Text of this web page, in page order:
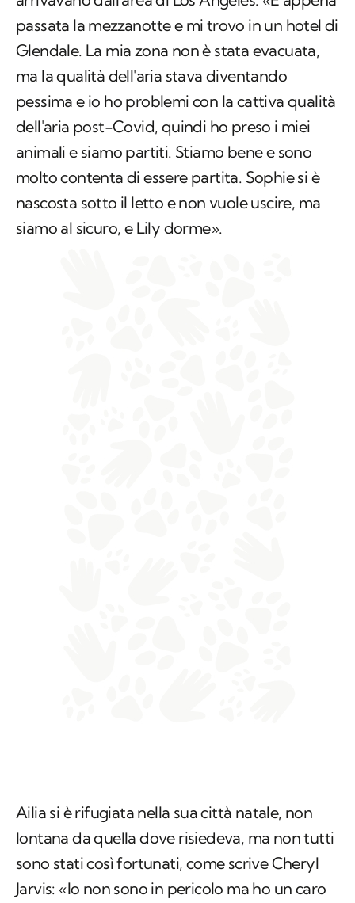
passata la mezzanotte e mi trovo in un hotel di
Glendale. La mia zona non è stata evacuata,
ma la qualità dell'aria stava diventando
pessima e io ho problemi con la cattiva qualità
dell'aria post-Covid, quindi ho preso i miei
animali e siamo partiti. Stiamo bene e sono
molto contenta di essere partita. Sophie si è
nascosta sotto il letto e non vuole uscire, ma
siamo al sicuro, e Lily dorme».
Ailia si è rifugiata nella sua città natale, non
lontana da quella dove risiedeva, ma non tutti
sono stati così fortunati, come scrive Cheryl
Jarvis: «Io non sono in pericolo ma ho un caro